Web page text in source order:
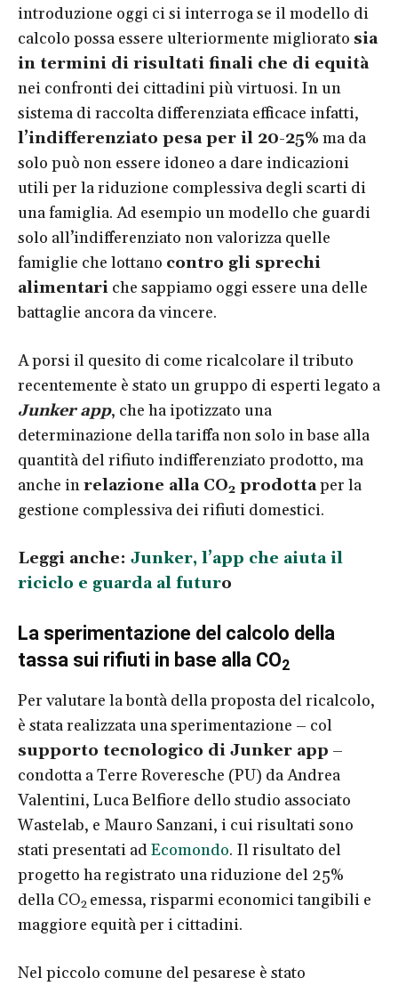
introduzione oggi ci si interroga se il modello di
calcolo possa essere ulteriormente migliorato sia
in termini di risultati finali che di equità
nei confronti dei cittadini più virtuosi. In un
sistema di raccolta differenziata efficace infatti,
l’indifferenziato pesa per il 20-25%ma da
solo può non essere idoneo a dare indicazioni
utili per la riduzione complessiva degli scarti di
una famiglia. Ad esempio un modello che guardi
solo all’indifferenziato non valorizza quelle
famiglie che lottano contro gli sprechi
alimentari che sappiamo oggi essere una delle
battaglie ancora da vincere.
A porsi il quesito di come ricalcolare il tributo
recentemente è stato un gruppo di esperti legato a
Junker app, che ha ipotizzato una
determinazione della tariffa non solo in base alla
quantità del rifiuto indifferenziato prodotto, ma
anche inrelazione alla CO2 prodottaper la
gestione complessiva dei rifiuti domestici.
Leggi anche: Junker, l’app che aiuta il
riciclo e guarda al futuro
La sperimentazione del calcolo della
tassa sui rifiuti in base alla CO2
Per valutare la bontà della proposta del ricalcolo,
è stata realizzata una sperimentazione – col
supporto tecnologico di Junker app –
condotta a Terre Roveresche (PU) da Andrea
Valentini, Luca Belfiore dello studio associato
Wastelab, e Mauro Sanzani, i cui risultati sono
stati presentati adEcomondo. Il risultato del
progetto ha registrato una riduzione del 25%
della CO2 emessa, risparmi economici tangibili e
maggiore equità per i cittadini.
Nel piccolo comune del pesarese è stato